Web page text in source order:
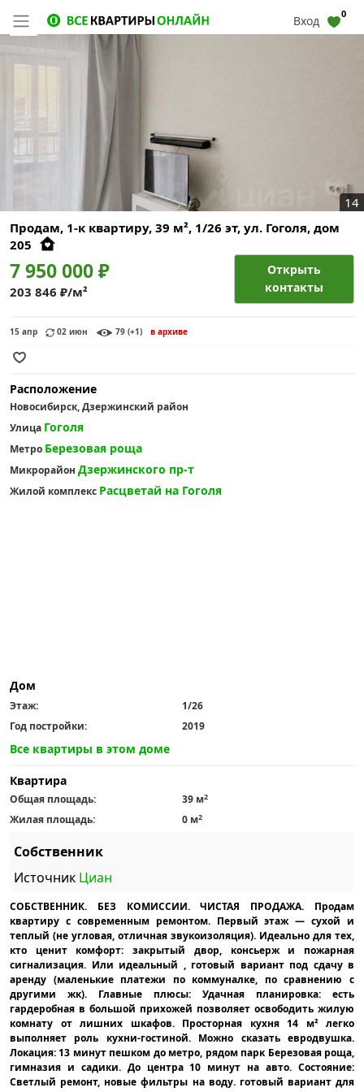
Вход 0
14
Продам, 1-к квартиру, 39 м², 1/26 эт, ул. Гоголя, дом
205
7 950 000 ₽
203 846 ₽/м²
Открыть
контакты
15 апр 02 июн 79 (+1) в архиве
Расположение
Новосибирск, Дзержинский район
Улица Гоголя
Метро Березовая роща
Микрорайон Дзержинского пр-т
Жилой комплекс Расцветай на Гоголя
Дом
Этаж:
1/26
Год постройки:
2019
Все квартиры в этом доме
Квартира
Общая площадь: 39 м2
Жилая площадь: 0 м2
Собственник
Источник Циан
СОБСТВЕННИК. БЕЗ КОМИССИИ. ЧИСТАЯ ПРОДАЖА. Продам
квартиру с современным ремонтом. Первый этаж — сухой и
теплый (не угловая, отличная звукоизоляция). Идеально для тех,
кто ценит комфорт: закрытый двор, консьерж и пожарная
сигнализация. Или идеальный , готовый вариант под сдачу в
аренду (маленькие платежи по коммуналке, по сравнению с
другими жк). Главные плюсы: Удачная планировка: есть
гардеробная в большой прихожей позволяет освободить жилую
комнату от лишних шкафов. Просторная кухня 14 м² легко
выполняет роль кухни-гостиной. Можно сказать евродвушка.
Локация: 13 минут пешком до метро, рядом парк Березовая роща,
гимназия и садики. До центра 10 минут на авто. Состояние:
Светлый ремонт, новые фильтры на воду. готовый вариант для